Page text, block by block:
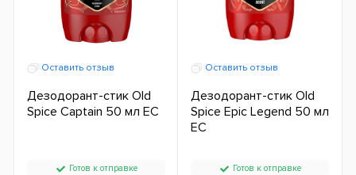
Оставить отзыв
Дезодорант-стик Old
Spice Captain 50 мл ЕС
Готов к отправке
Оставить отзыв
Дезодорант-стик Old
Spice Epic Legend 50 мл
ЕС
Готов к отправке